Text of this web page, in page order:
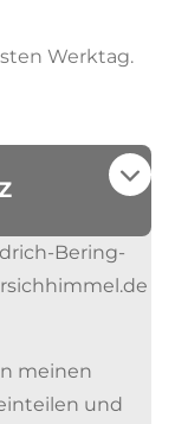
Werktag.
Bering-
meinen
und